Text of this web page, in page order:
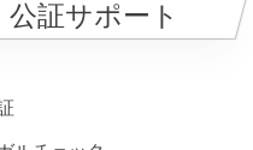
公証サポート